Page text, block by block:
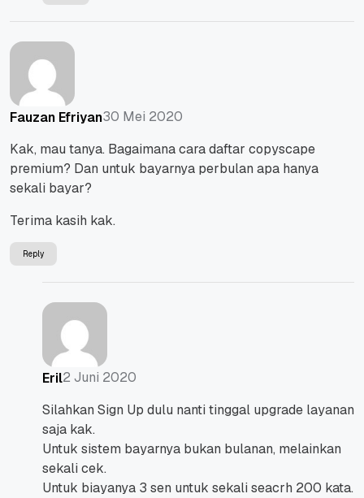
Fauzan Efriyan30 Mei 2020
Kak, mau tanya. Bagaimana cara daftar copyscape
premium? Dan untuk bayarnya perbulan apa hanya
sekali bayar?
Terima kasih kak.
Reply
Eril2 Juni 2020
Silahkan Sign Up dulu nanti tinggal upgrade layanan
saja kak.
Untuk sistem bayarnya bukan bulanan, melainkan
sekali cek.
Untuk biayanya 3 sen untuk sekali seacrh 200 kata.